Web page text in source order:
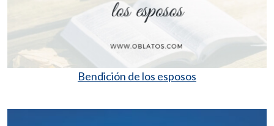
Bendición de los esposos